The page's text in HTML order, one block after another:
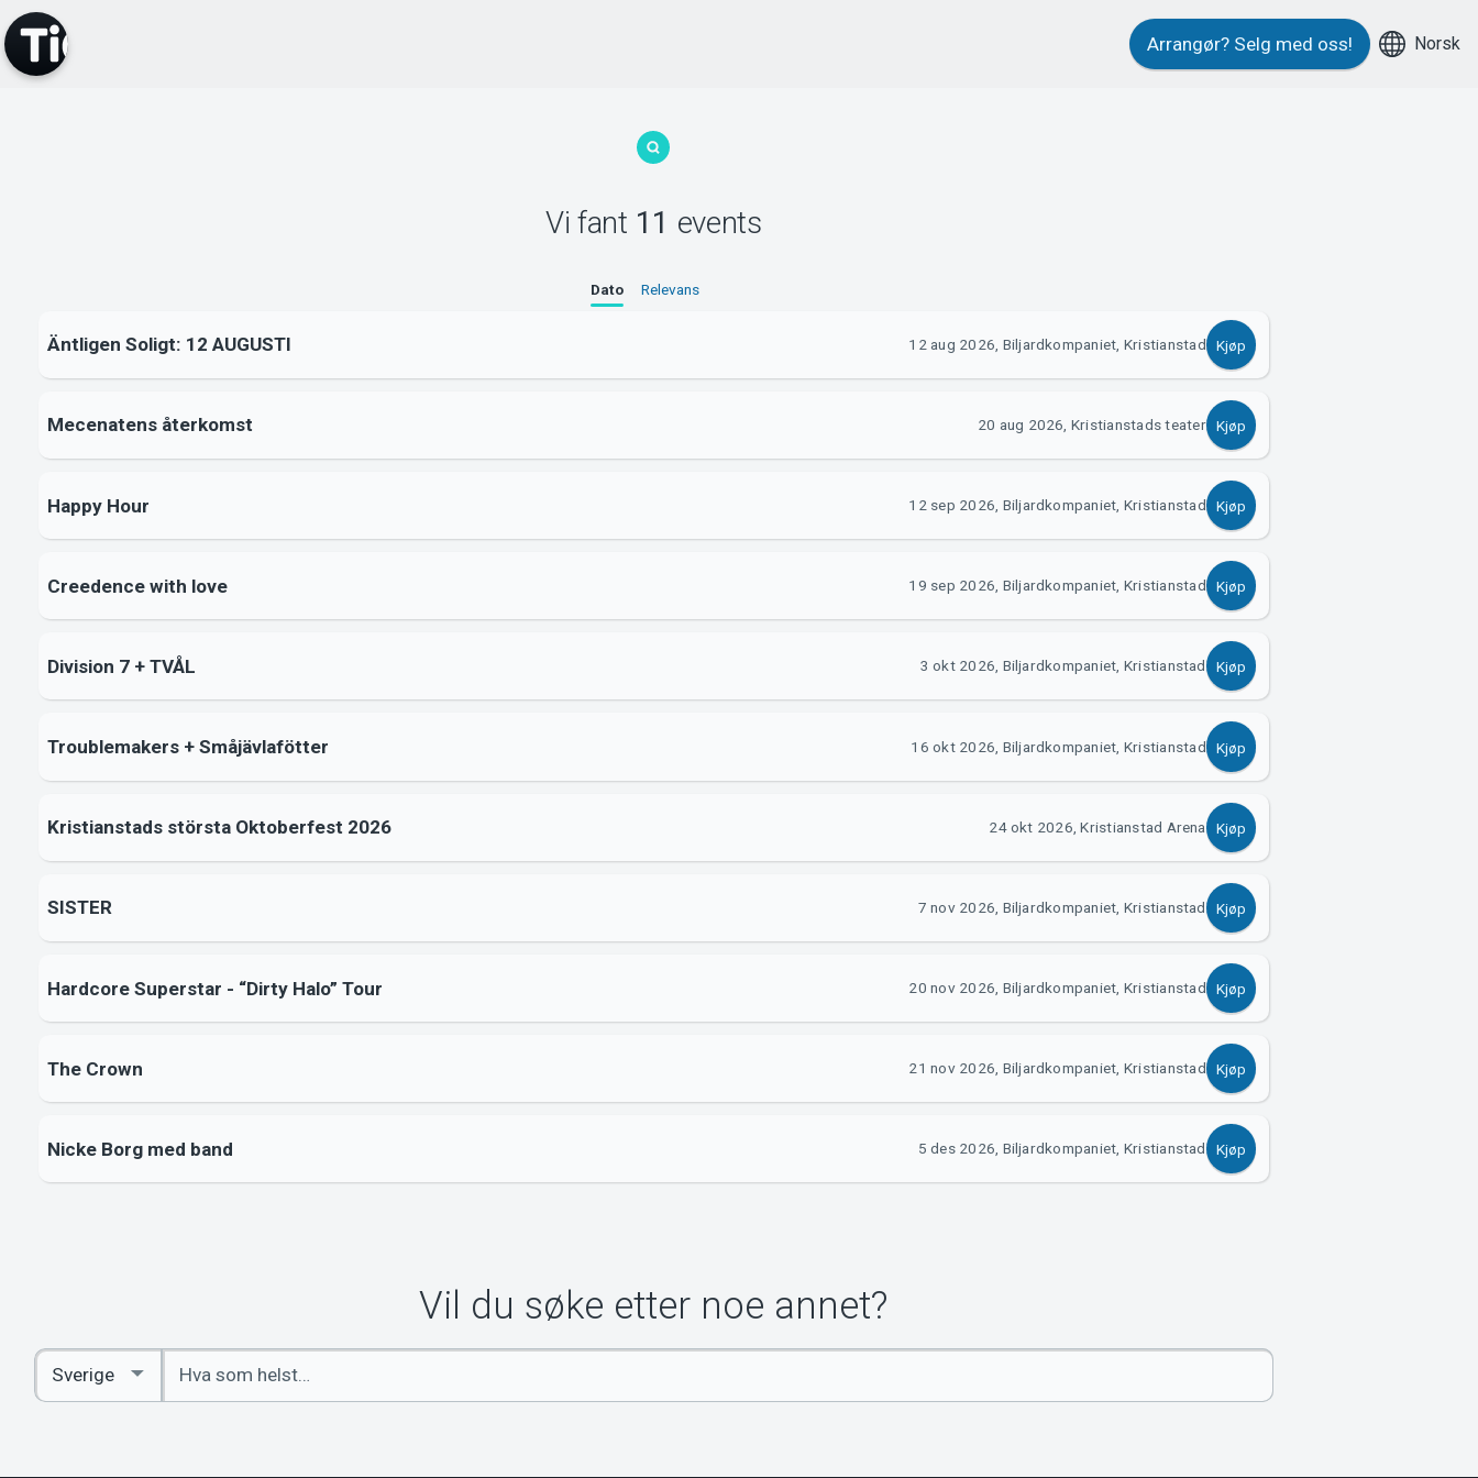
Arrangør? Selg med oss! Norsk
Vi fant 11 events
Dato Relevans
Äntligen Soligt: 12 AUGUSTI 12 aug 2026, Biljardkompaniet, Kristianstad Kjøp
Mecenatens återkomst 20 aug 2026, Kristianstads teater Kjøp
Happy Hour 12 sep 2026, Biljardkompaniet, Kristianstad Kjøp
Creedence with love 19 sep 2026, Biljardkompaniet, Kristianstad Kjøp
Division 7 + TVÅL 3 okt 2026, Biljardkompaniet, Kristianstad Kjøp
Troublemakers + Småjävlafötter 16 okt 2026, Biljardkompaniet, Kristianstad Kjøp
Kristianstads största Oktoberfest 2026 24 okt 2026, Kristianstad Arena Kjøp
SISTER 7 nov 2026, Biljardkompaniet, Kristianstad Kjøp
Hardcore Superstar - “Dirty Halo” Tour 20 nov 2026, Biljardkompaniet, Kristianstad Kjøp
The Crown 21 nov 2026, Biljardkompaniet, Kristianstad Kjøp
Nicke Borg med band 5 des 2026, Biljardkompaniet, Kristianstad Kjøp
Vil du søke etter noe annet?
Angi
nøkkelord
Select
Country